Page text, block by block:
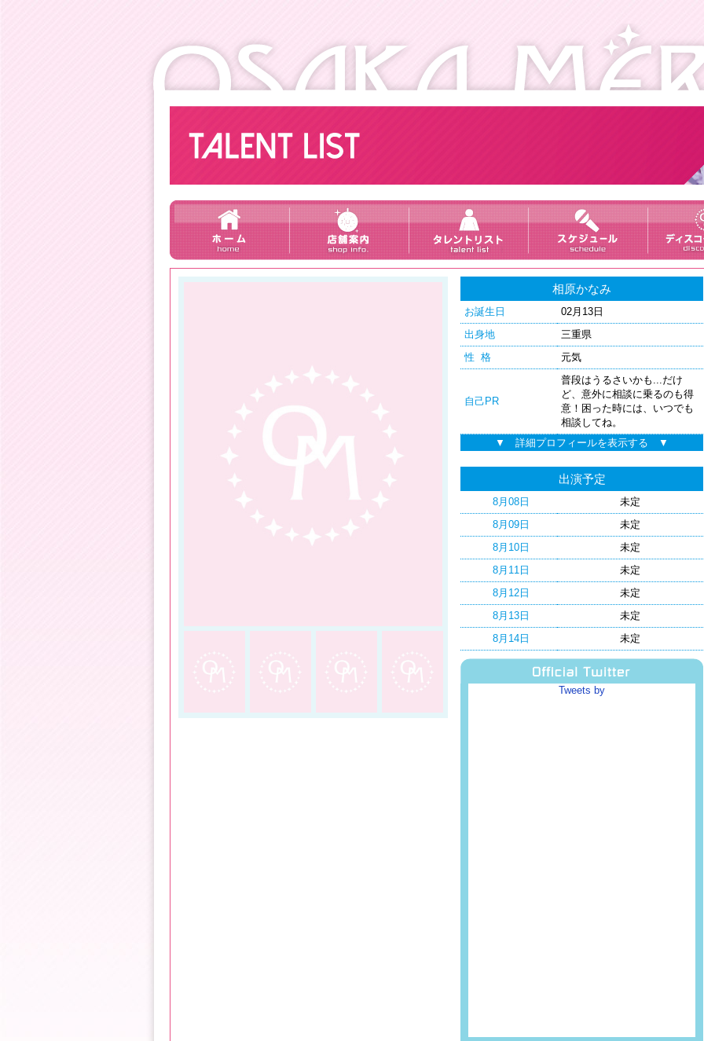
相原かなみ
お誕生日
02月13日
出身地
三重県
性 格
元気
自己PR
普段はうるさいかも...だけ
ど、意外に相談に乗るのも得
意！困った時には、いつでも
相談してね。
▼ 詳細プロフィールを表示する ▼
出演予定
8月08日
未定
8月09日
未定
8月10日
未定
8月11日
未定
8月12日
未定
8月13日
未定
8月14日
未定
Tweets by